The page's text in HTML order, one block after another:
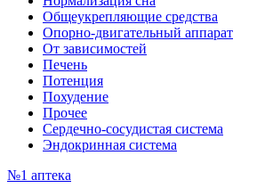
Общеукрепляющие средства
Опорно-двигательный аппарат
От зависимостей
Печень
Потенция
Похудение
Прочее
Сердечно-сосудистая система
Эндокринная система
№1 аптека